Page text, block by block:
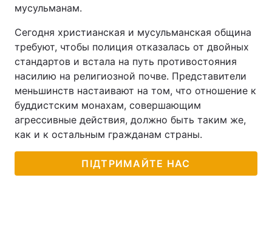
мусульманам.
Сегодня христианская и мусульманская община
требуют, чтобы полиция отказалась от двойных
стандартов и встала на путь противостояния
насилию на религиозной почве. Представители
меньшинств настаивают на том, что отношение к
буддистским монахам, совершающим
агрессивные действия, должно быть таким же,
как и к остальным гражданам страны.
ПІДТРИМАЙТЕ НАС